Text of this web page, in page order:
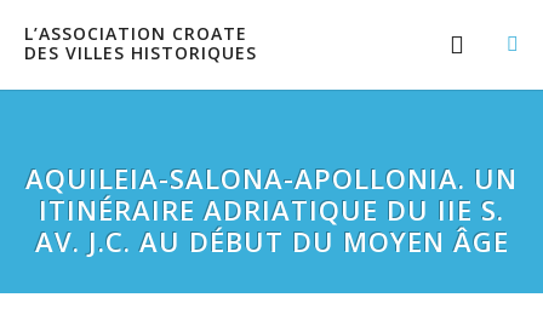
L’ASSOCIATION CROATE
DES VILLES HISTORIQUES
AQUILEIA-SALONA-APOLLONIA. UN
ITINÉRAIRE ADRIATIQUE DU IIE S.
AV. J.C. AU DÉBUT DU MOYEN ÂGE